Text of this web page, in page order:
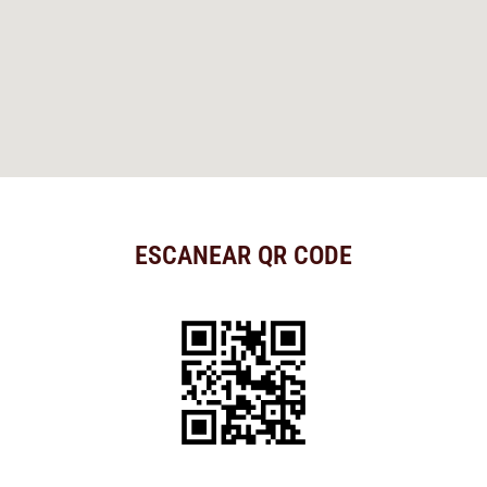
ESCANEAR QR CODE